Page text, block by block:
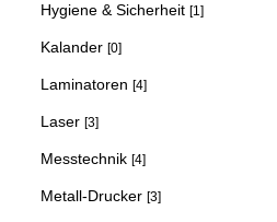
Hygiene & Sicherheit [1]
Kalander [0]
Laminatoren [4]
Laser [3]
Messtechnik [4]
Metall-Drucker [3]